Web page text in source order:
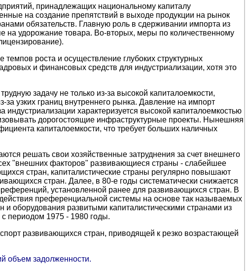
принадлежащих национальному капиталу
на создание препятствий в выходе продукции на рынок
обязательств. Главную роль в сдерживании импорта из
удорожание товара. Во-вторых, меры по количественному
роста и осуществление глубоких структурных
и финансовых средств для индустриализации, хотя это
задачу не только из-за высокой капиталоемкости,
узких границ внутреннего рынка. Давление на импорт
характеризуется высокой капиталоемкостью
дорогостоящие инфраструктурные проекты. Нынешняя
капиталоемкости, что требует больших наличных
решать свои хозяйственные затруднения за счет внешнего
"внешних факторов" развивающиеся страны - слабейшее
стран, капиталистические страны регулярно повышают
стран. Далее, в 80-е годы систематически снижается
установленной ранее для развивающихся стран. В
преференциальной системы на основе так называемых
оборудования развитыми капиталистическими странами из
периодом 1975 - 1980 годы.
развивающихся стран, приводящей к резко возрастающей
объем задолженности.